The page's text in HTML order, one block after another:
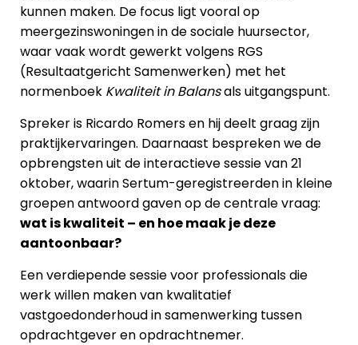
kunnen maken. De focus ligt vooral op
meergezinswoningen in de sociale huursector,
waar vaak wordt gewerkt volgens RGS
(Resultaatgericht Samenwerken) met het
normenboek Kwaliteit in Balansals uitgangspunt.
Spreker is Ricardo Romers en hij deelt graag zijn
praktijkervaringen. Daarnaast bespreken we de
opbrengsten uit de interactieve sessie van 21
oktober, waarin Sertum-geregistreerden in kleine
groepen antwoord gaven op de centrale vraag:
wat is kwaliteit – en hoe maak je deze
aantoonbaar?
Een verdiepende sessie voor professionals die
werk willen maken van kwalitatief
vastgoedonderhoud in samenwerking tussen
opdrachtgever en opdrachtnemer.